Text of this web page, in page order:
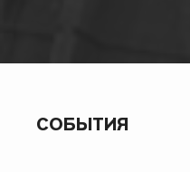
СОБЫТИЯ